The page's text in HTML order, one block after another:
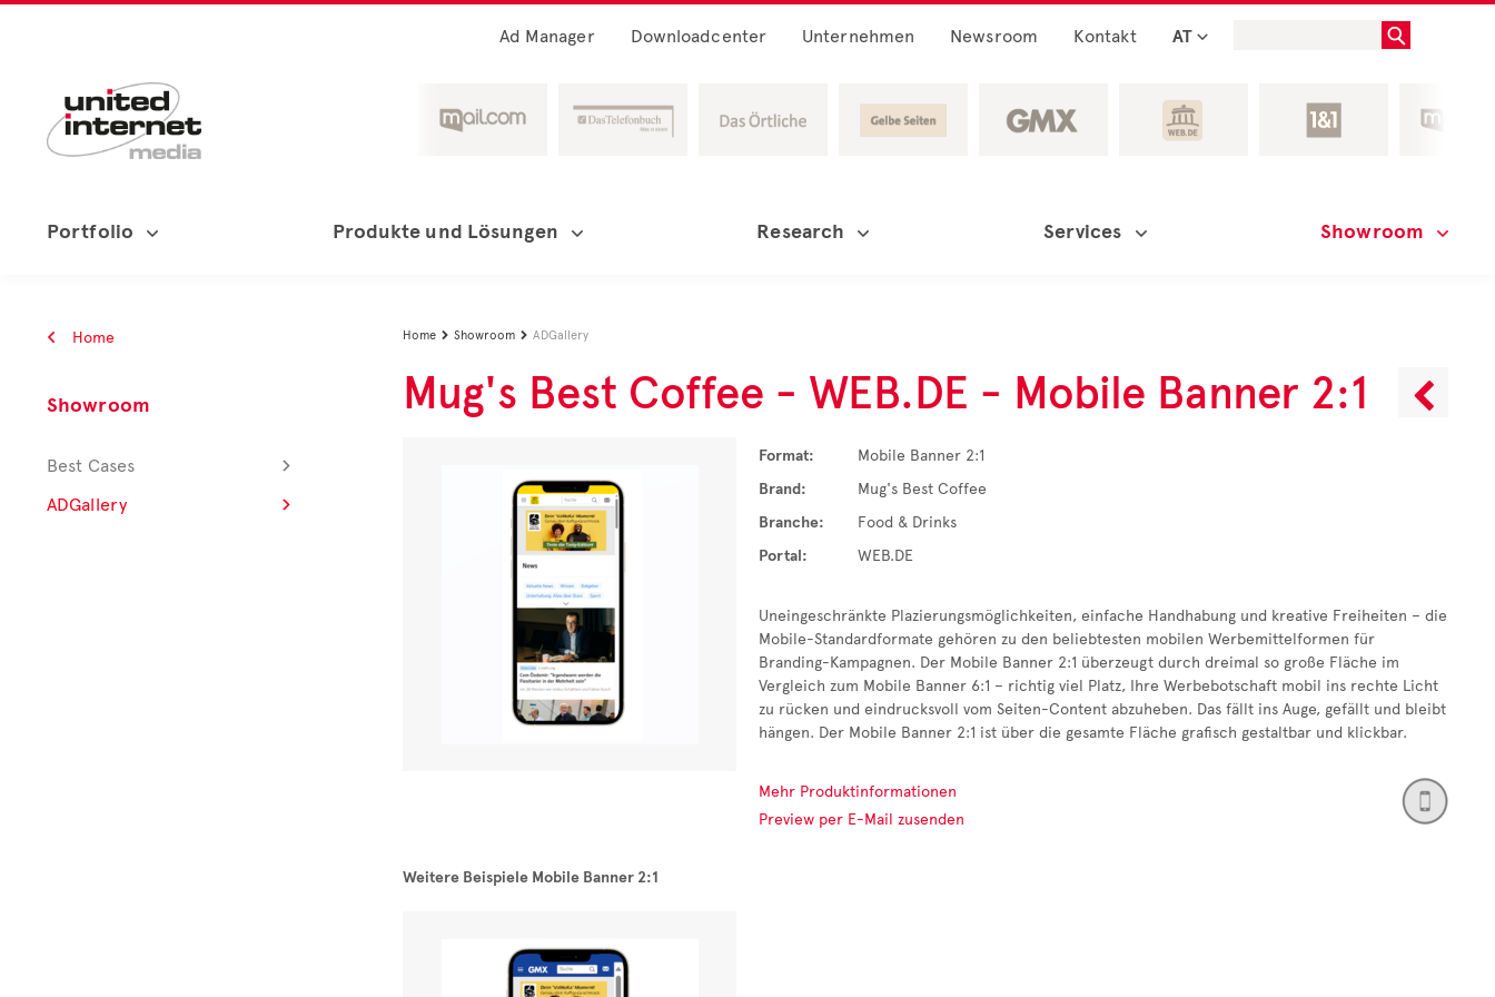
Ad Manager Downloadcenter Unternehmen Newsroom Kontakt AT
Portfolio Produkte und Lösungen Research Services Showroom
Home
Showroom
Best Cases
ADGallery
Home  Showroom  ADGallery
Mug's Best Coffee - WEB.DE - Mobile Banner 2:1 
Format:
Mobile Banner 2:1
Brand:
Mug's Best Coffee
Branche:
Food & Drinks
Portal:
WEB.DE
Uneingeschränkte Plazierungsmöglichkeiten, einfache Handhabung und kreative Freiheiten – die
Mobile-Standardformate gehören zu den beliebtesten mobilen Werbemittelformen für
Branding-Kampagnen. Der Mobile Banner 2:1 überzeugt durch dreimal so große Fläche im
Vergleich zum Mobile Banner 6:1 – richtig viel Platz, Ihre Werbebotschaft mobil ins rechte Licht
zu rücken und eindrucksvoll vom Seiten-Content abzuheben. Das fällt ins Auge, gefällt und bleibt
hängen. Der Mobile Banner 2:1 ist über die gesamte Fläche grafisch gestaltbar und klickbar.
Mehr Produktinformationen
Preview per E-Mail zusenden
Weitere Beispiele Mobile Banner 2:1